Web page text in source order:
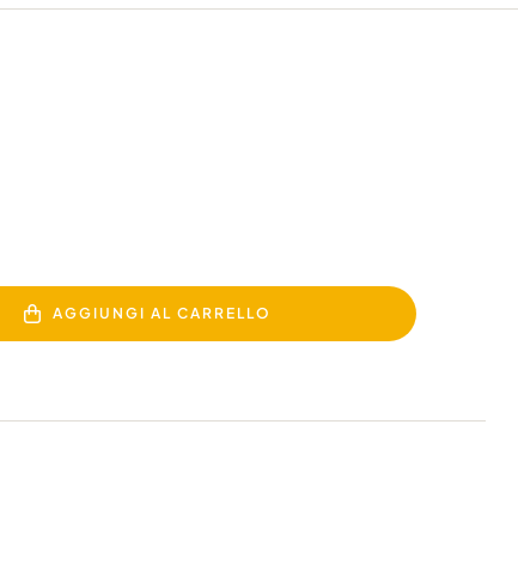
AGGIUNGI AL CARRELLO